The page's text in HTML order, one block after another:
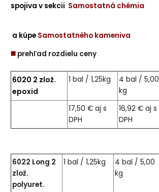
spojiva v sekcii Samostatná chémia
a kúpe Samostatného kameniva
◼️ prehľad rozdielu ceny
6020 2 zlož.
epoxid
1 bal / 1,25kg
4 bal / 5,00
kg
17,50 € aj s
DPH
16,92 € aj s
DPH
6022 Long 2
zlož.
polyuret.
1 bal / 1,25kg
4 bal / 5,00
kg